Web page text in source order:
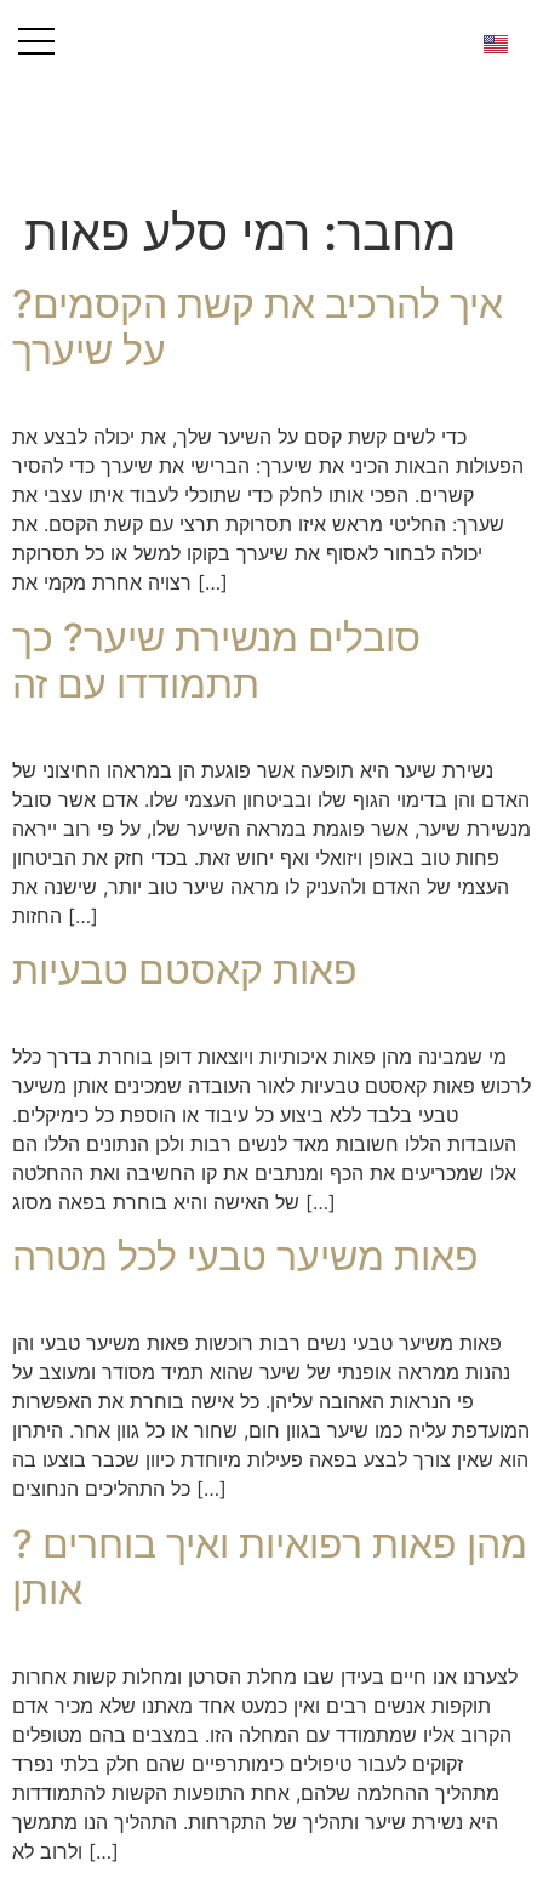
מחבר: רמי סלע פאות
?איך להרכיב את קשת הקסמים
על שיערך
כדי לשים קשת קסם על השיער שלך, את יכולה לבצע את
הפעולות הבאות הכיני את שיערך: הברישי את שיערך כדי להסיר
קשרים. הפכי אותו לחלק כדי שתוכלי לעבוד איתו עצבי את
שערך: החליטי מראש איזו תסרוקת תרצי עם קשת הקסם. את
יכולה לבחור לאסוף את שיערך בקוקו למשל או כל תסרוקת
רצויה אחרת מקמי את […]
סובלים מנשירת שיער? כך
תתמודדו עם זה
נשירת שיער היא תופעה אשר פוגעת הן במראהו החיצוני של
האדם והן בדימוי הגוף שלו ובביטחון העצמי שלו. אדם אשר סובל
מנשירת שיער, אשר פוגמת במראה השיער שלו, על פי רוב ייראה
פחות טוב באופן ויזואלי ואף יחוש זאת. בכדי חזק את הביטחון
העצמי של האדם ולהעניק לו מראה שיער טוב יותר, שישנה את
החזות […]
פאות קאסטם טבעיות
מי שמבינה מהן פאות איכותיות ויוצאות דופן בוחרת בדרך כלל
לרכוש פאות קאסטם טבעיות לאור העובדה שמכינים אותן משיער
טבעי בלבד ללא ביצוע כל עיבוד או הוספת כל כימיקלים.
העובדות הללו חשובות מאד לנשים רבות ולכן הנתונים הללו הם
אלו שמכריעים את הכף ומנתבים את קו החשיבה ואת ההחלטה
של האישה והיא בוחרת בפאה מסוג […]
פאות משיער טבעי לכל מטרה
פאות משיער טבעי נשים רבות רוכשות פאות משיער טבעי והן
נהנות ממראה אופנתי של שיער שהוא תמיד מסודר ומעוצב על
פי הנראות האהובה עליהן. כל אישה בוחרת את האפשרות
המועדפת עליה כמו שיער בגוון חום, שחור או כל גוון אחר. היתרון
הוא שאין צורך לבצע בפאה פעילות מיוחדת כיוון שכבר בוצעו בה
כל התהליכים הנחוצים […]
? מהן פאות רפואיות ואיך בוחרים
אותן
לצערנו אנו חיים בעידן שבו מחלת הסרטן ומחלות קשות אחרות
תוקפות אנשים רבים ואין כמעט אחד מאתנו שלא מכיר אדם
הקרוב אליו שמתמודד עם המחלה הזו. במצבים בהם מטופלים
זקוקים לעבור טיפולים כימותרפיים שהם חלק בלתי נפרד
מתהליך ההחלמה שלהם, אחת התופעות הקשות להתמודדות
היא נשירת שיער ותהליך של התקרחות. התהליך הנו מתמשך
ולרוב לא […]